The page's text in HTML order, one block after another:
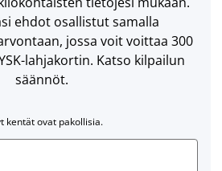
ehdot osallistut samalla
jossa voit voittaa 300
lahjakortin. Katso kilpailun
säännöt.
kentät ovat pakollisia.